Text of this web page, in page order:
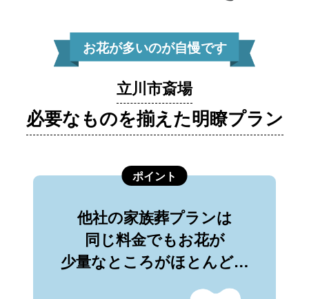
お花が多いのが自慢です
立川市斎場
必要なものを揃えた明瞭プラン
ポイント
他社の家族葬プランは
同じ料金でもお花が
少量なところがほとんど…